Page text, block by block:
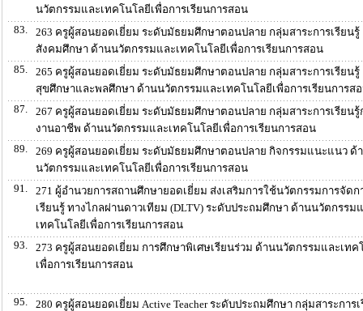
นวัตกรรมและเทคโนโลยีเพื่อการเรียนการสอน
83.
263 ครูผู้สอนยอดเยี่ยม ระดับมัธยมศึกษาตอนปลาย กลุ่มสาระการเรียนรู้
สังคมศึกษา ด้านนวัตกรรมและเทคโนโลยีเพื่อการเรียนการสอน
85.
265 ครูผู้สอนยอดเยี่ยม ระดับมัธยมศึกษาตอนปลาย กลุ่มสาระการเรียนรู้
สุขศึกษาและพลศึกษา ด้านนวัตกรรมและเทคโนโลยีเพื่อการเรียนการส
87.
267 ครูผู้สอนยอดเยี่ยม ระดับมัธยมศึกษาตอนปลาย กลุ่มสาระการเรียนรู้
งานอาชีพ ด้านนวัตกรรมและเทคโนโลยีเพื่อการเรียนการสอน
89.
269 ครูผู้สอนยอดเยี่ยม ระดับมัธยมศึกษาตอนปลาย กิจกรรมแนะแนว ด้
นวัตกรรมและเทคโนโลยีเพื่อการเรียนการสอน
91.
271 ผู้อำนวยการสถานศึกษายอดเยี่ยม ส่งเสริมการใช้นวัตกรรมการจัดก
เรียนรู้ ทางไกลผ่านดาวเทียม (DLTV) ระดับประถมศึกษา ด้านนวัตกรรม
เทคโนโลยีเพื่อการเรียนการสอน
93.
273 ครูผู้สอนยอดเยี่ยม การศึกษาพิเศษเรียนร่วม ด้านนวัตกรรมและเทค
เพื่อการเรียนการสอน
95.
280 ครูผู้สอนยอดเยี่ยม Active Teacher ระดับประถมศึกษา กลุ่มสาระการ